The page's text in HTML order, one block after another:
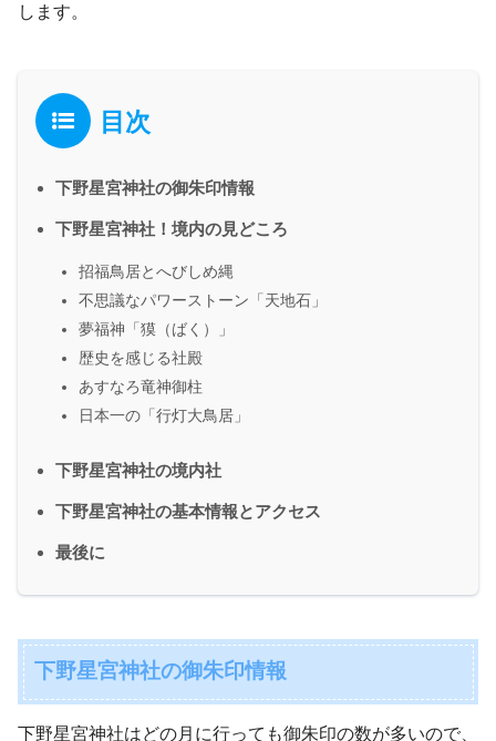
します。
目次
下野星宮神社の御朱印情報
下野星宮神社！境内の見どころ
招福鳥居とへびしめ縄
不思議なパワーストーン「天地石」
夢福神「獏（ばく）」
歴史を感じる社殿
あすなろ竜神御柱
日本一の「行灯大鳥居」
下野星宮神社の境内社
下野星宮神社の基本情報とアクセス
最後に
下野星宮神社の御朱印情報
下野星宮神社はどの月に行っても御朱印の数が多いので、